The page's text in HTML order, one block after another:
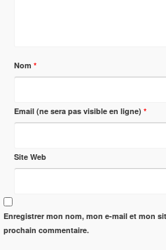
Nom *
Email (ne sera pas visible en ligne) *
Site Web
Enregistrer mon nom, mon e-mail et mon
prochain commentaire.